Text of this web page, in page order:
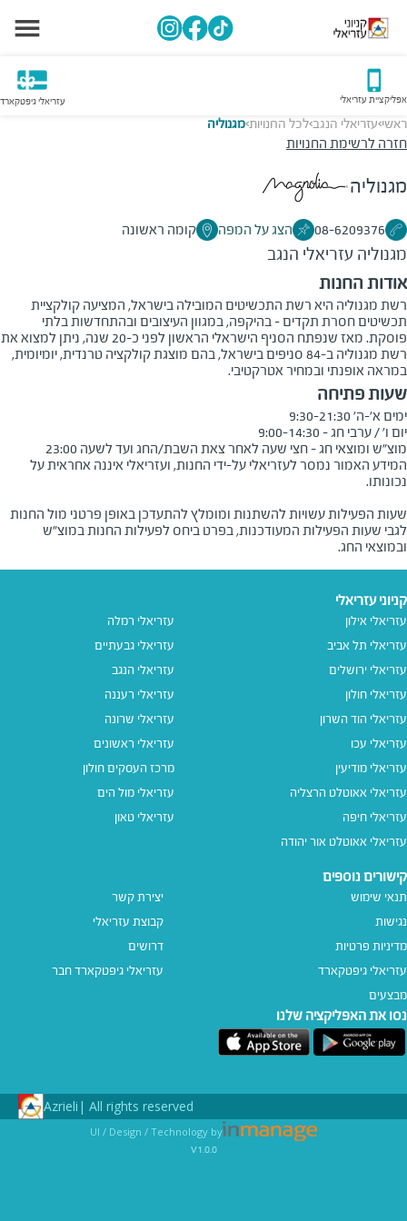
אפליקציית עזריאלי עזריאלי גיפטקארד
ראשי>עזריאלי הנגב>לכל החנויות>מגנוליה
חזרה לרשימת החנויות
מגנוליה
08-6209376 הצג על המפה קומה ראשונה
מגנוליה עזריאלי הנגב
אודות החנות
רשת מגנוליה היא רשת התכשיטים המובילה בישראל, המציעה קולקציית
תכשיטים חסרת תקדים - בהיקפה, במגוון העיצובים ובהתחדשות בלתי
פוסקת. מאז שנפתח הסניף הישראלי הראשון לפני כ-20 שנה, ניתן למצוא את
רשת מגנוליה ב-84 סניפים בישראל, בהם מוצגת קולקציה טרנדית, יומיומית,
במראה אופנתי ובמחיר אטרקטיבי.
שעות פתיחה
מוצ"ש ומוצאי חג - חצי שעה לאחר צאת השבת/החג ועד לשעה 23:00
המידע האמור נמסר לעזריאלי על-ידי החנות, ועזריאלי איננה אחראית על
שעות הפעילות עשויות להשתנות ומומלץ להתעדכן באופן פרטני מול החנות
לגבי שעות הפעילות המעודכנות, בפרט ביחס לפעילות החנות במוצ"ש
ובמוצאי החג.
קניוני עזריאלי
עזריאלי אילון
עזריאלי תל אביב
עזריאלי ירושלים
עזריאלי חולון
עזריאלי הוד השרון
עזריאלי עכו
עזריאלי מודיעין
עזריאלי אאוטלט הרצליה
עזריאלי חיפה
עזריאלי אאוטלט אור יהודה
עזריאלי רמלה
עזריאלי גבעתיים
עזריאלי הנגב
עזריאלי רעננה
עזריאלי שרונה
עזריאלי ראשונים
מרכז העסקים חולון
עזריאלי מול הים
עזריאלי טאון
קישורים נוספים
תנאי שימוש
נגישות
מדיניות פרטיות
עזריאלי גיפטקארד
מבצעים
יצירת קשר
קבוצת עזריאלי
דרושים
עזריאלי גיפטקארד חבר‎
נסו את האפליקציה שלנו
All rights reserved |
Azrieli
UI / Design / Technology by
v1.0.0